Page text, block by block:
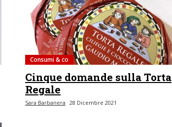
Consumi & co
Cinque domande sulla Torta
Regale
Sara Barbanera 28 Dicembre 2021